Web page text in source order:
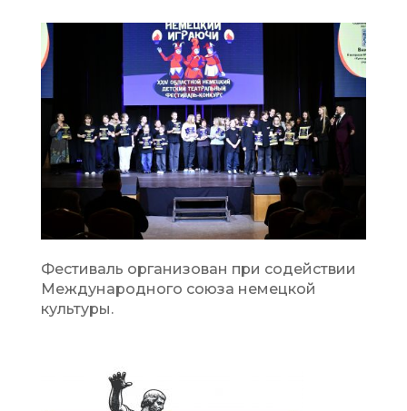
Фестиваль организован при содействии
Международного союза немецкой
культуры.